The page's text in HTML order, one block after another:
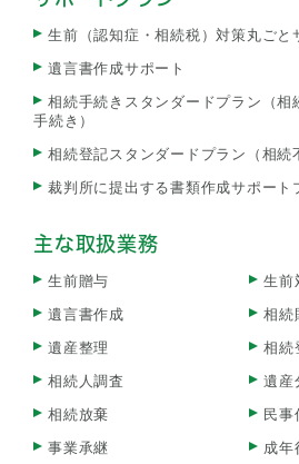
生前（認知症・相続税）対策丸ごと
遺言書作成サポート
相続手続きスタンダードプラン（相
手続き）
相続登記スタンダードプラン（相続
裁判所に提出する書類作成サポート
主な取扱業務
生前贈与
遺言書作成
遺産整理
相続人調査
相続放棄
事業承継
生前
相続
相続
遺産
民事
成年